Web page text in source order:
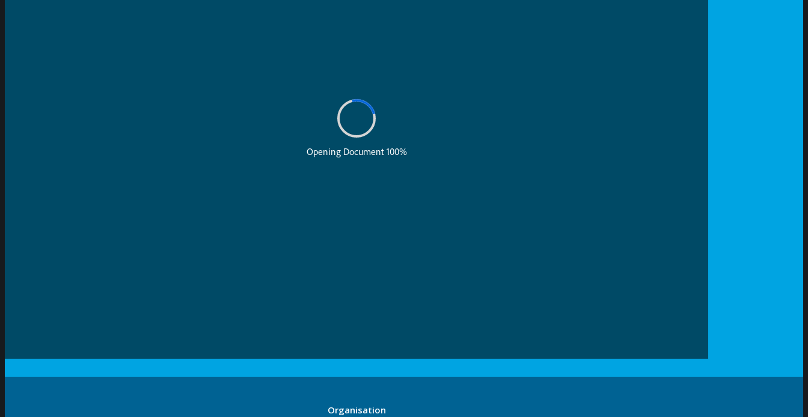
Organisation